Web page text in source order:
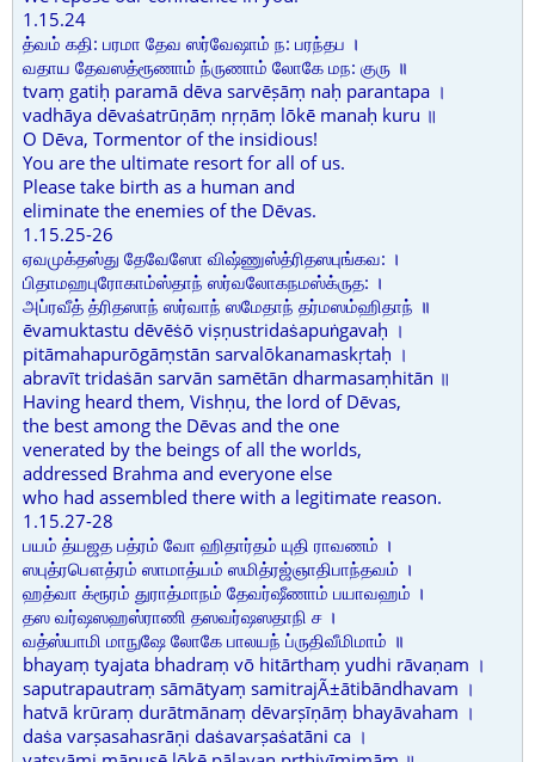
1.15.24
த்வம் கதி: பரமா தேவ ஸர்வேஷாம் ந: பரந்தப ।
வதாய தேவஸத்ரூணாம் ந்ருணாம் லோகே மந: குரு ॥
tvaṃ gatiḥ paramā dēva sarvēṣāṃ naḥ parantapa ।
vadhāya dēvaṡatrūṇāṃ nṛṇāṃ lōkē manaḥ kuru ॥
O Dēva, Tormentor of the insidious!
You are the ultimate resort for all of us.
Please take birth as a human and
eliminate the enemies of the Dēvas.
1.15.25-26
ஏவமுக்தஸ்து தேவேஸோ விஷ்ணுஸ்த்ரிதஸபுங்கவ: ।
பிதாமஹபுரோகாம்ஸ்தாந் ஸர்வலோகநமஸ்க்ருத: ।
அப்ரவீத் த்ரிதஸாந் ஸர்வாந் ஸமேதாந் தர்மஸம்ஹிதாந் ॥
ēvamuktastu dēvēṡō viṣṇustridaṡapuṅgavaḥ ।
pitāmahapurōgāṃstān sarvalōkanamaskṛtaḥ ।
abravīt tridaṡān sarvān samētān dharmasaṃhitān ॥
Having heard them, Vishṇu, the lord of Dēvas,
the best among the Dēvas and the one
venerated by the beings of all the worlds,
addressed Brahma and everyone else
who had assembled there with a legitimate reason.
1.15.27-28
பயம் த்யஜத பத்ரம் வோ ஹிதார்தம் யுதி ராவணம் ।
ஸபுத்ரபௌத்ரம் ஸாமாத்யம் ஸமித்ரஜ்ஞாதிபாந்தவம் ।
ஹத்வா க்ரூரம் துராத்மாநம் தேவர்ஷீணாம் பயாவஹம் ।
தஸ வர்ஷஸஹஸ்ராணி தஸவர்ஷஸதாநி ச ।
வத்ஸ்யாமி மாநுஷே லோகே பாலயந் ப்ருதிவீமிமாம் ॥
bhayaṃ tyajata bhadraṃ vō hitārthaṃ yudhi rāvaṇam ।
saputrapautraṃ sāmātyaṃ samitrajÃ±ātibāndhavam ।
hatvā krūraṃ durātmānaṃ dēvarṣīṇāṃ bhayāvaham ।
daṡa varṣasahasrāṇi daṡavarṣaṡatāni ca ।